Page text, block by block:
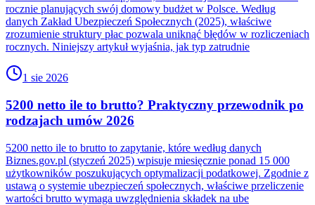
rocznie planujących swój domowy budżet w Polsce. Według
danych Zakład Ubezpieczeń Społecznych (2025), właściwe
zrozumienie struktury płac pozwala uniknąć błędów w rozliczeniach
rocznych. Niniejszy artykuł wyjaśnia, jak typ zatrudnie
1 sie 2026
5200 netto ile to brutto? Praktyczny przewodnik po
rodzajach umów 2026
5200 netto ile to brutto to zapytanie, które według danych
Biznes.gov.pl (styczeń 2025) wpisuje miesięcznie ponad 15 000
użytkowników poszukujących optymalizacji podatkowej. Zgodnie z
ustawą o systemie ubezpieczeń społecznych, właściwe przeliczenie
wartości brutto wymaga uwzględnienia składek na ube